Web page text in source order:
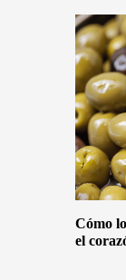
Cómo
el